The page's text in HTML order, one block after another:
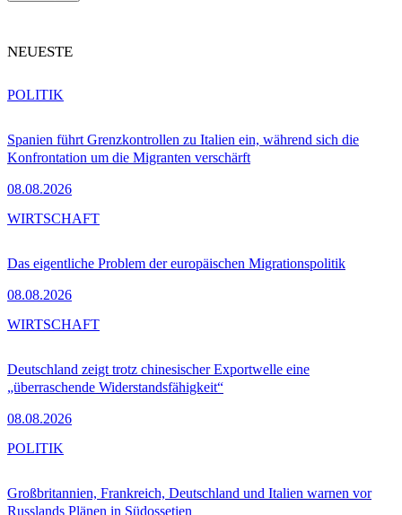
NEUESTE
Spanien führt Grenzkontrollen zu Italien ein, während sich die
Konfrontation um die Migranten verschärft
08.08.2026
POLITIK
Das eigentliche Problem der europäischen Migrationspolitik
08.08.2026
WIRTSCHAFT
Deutschland zeigt trotz chinesischer Exportwelle eine
„überraschende Widerstandsfähigkeit“
08.08.2026
WIRTSCHAFT
Großbritannien, Frankreich, Deutschland und Italien warnen vor
Russlands Plänen in Südossetien
POLITIK